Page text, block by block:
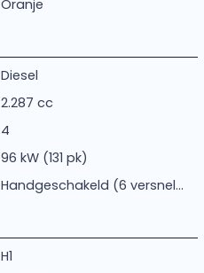
Oranje
Diesel
2.287 cc
4
96 kW (131 pk)
Handgeschakeld (6 versnel...
H1